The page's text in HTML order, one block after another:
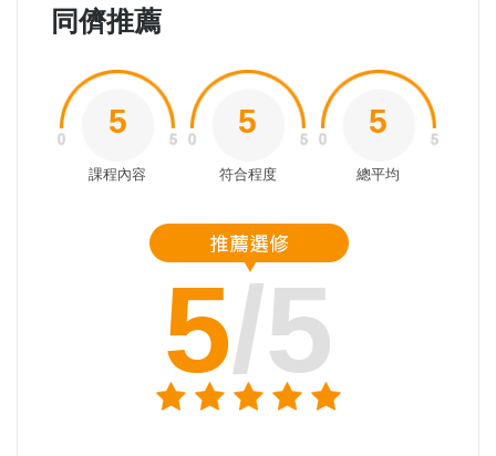
同儕推薦
5
課程內容
5
符合程度
5
總平均
5/5